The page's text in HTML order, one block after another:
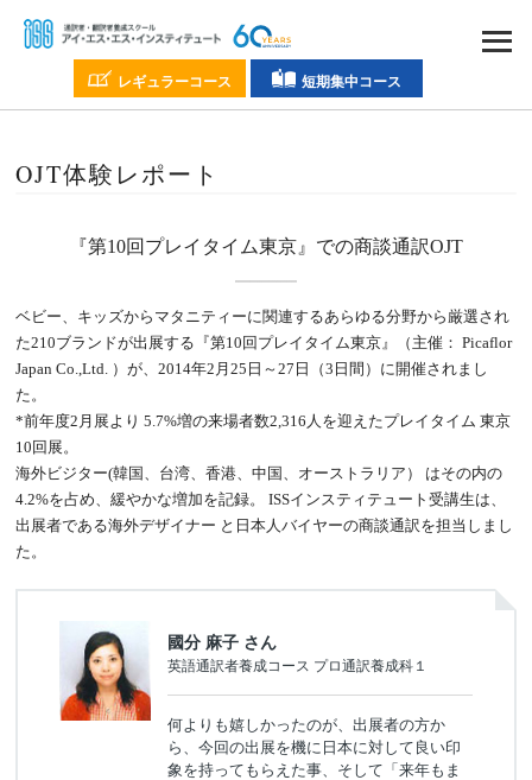
レギュラーコース 短期集中コース
OJT体験レポート
『第10回プレイタイム東京』 での商談通訳OJT
ベビー、キッズからマタニティーに関連するあらゆる分野から厳選され
た210ブランドが出展する 『第10回プレイタイム東京』（主催： Picaflor
Japan Co.,Ltd. ）が、2014年2月25日～27日（3日間）に開催されまし
た。
*前年度2月展より 5.7%増の来場者数2,316人を迎えたプレイタイム 東京
10回展。
海外ビジター(韓国、台湾、香港、中国、オーストラリア） はその内の
4.2%を占め、緩やかな増加を記録。
ISSインスティテュート受講生は、
出展者である海外デザイナー と日本人バイヤーの商談通訳を担当しまし
た。
國分 麻子 さん
英語通訳者養成コース プロ通訳養成科１
何よりも嬉しかったのが、出展者の方か
ら、今回の出展を機に日本に対して良い印
象を持ってもらえた事、そして「来年もま